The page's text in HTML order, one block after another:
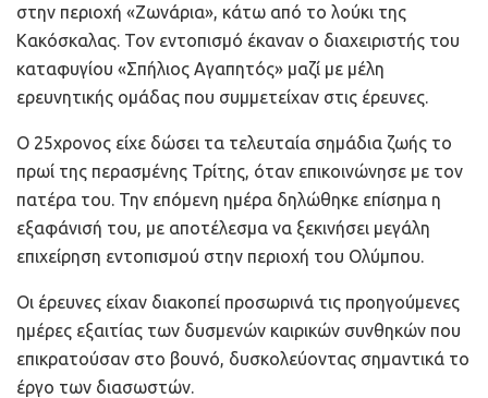
στην περιοχή «Ζωνάρια», κάτω από το λούκι της
Κακόσκαλας. Τον εντοπισμό έκαναν ο διαχειριστής του
καταφυγίου «Σπήλιος Αγαπητός» μαζί με μέλη
ερευνητικής ομάδας που συμμετείχαν στις έρευνες.
Ο 25χρονος είχε δώσει τα τελευταία σημάδια ζωής το
πρωί της περασμένης Τρίτης, όταν επικοινώνησε με τον
πατέρα του. Την επόμενη ημέρα δηλώθηκε επίσημα η
εξαφάνισή του, με αποτέλεσμα να ξεκινήσει μεγάλη
επιχείρηση εντοπισμού στην περιοχή του Ολύμπου.
Οι έρευνες είχαν διακοπεί προσωρινά τις προηγούμενες
ημέρες εξαιτίας των δυσμενών καιρικών συνθηκών που
επικρατούσαν στο βουνό, δυσκολεύοντας σημαντικά το
έργο των διασωστών.